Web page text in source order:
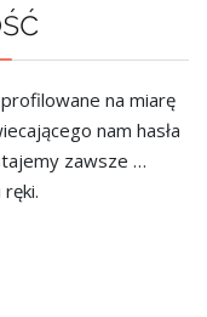
na miarę
nam hasła
zawsze …